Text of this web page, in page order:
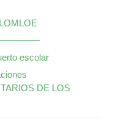
escolar
DE LOS